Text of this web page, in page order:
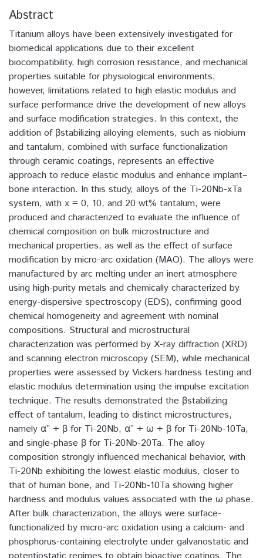
Abstract
Titanium alloys have been extensively investigated for
biomedical applications due to their excellent
biocompatibility, high corrosion resistance, and mechanical
properties suitable for physiological environments;
however, limitations related to high elastic modulus and
surface performance drive the development of new alloys
and surface modification strategies. In this context, the
addition of βstabilizing alloying elements, such as niobium
and tantalum, combined with surface functionalization
through ceramic coatings, represents an effective
approach to reduce elastic modulus and enhance implant–
bone interaction. In this study, alloys of the Ti-20Nb-xTa
system, with x = 0, 10, and 20 wt% tantalum, were
produced and characterized to evaluate the influence of
chemical composition on bulk microstructure and
mechanical properties, as well as the effect of surface
modification by micro-arc oxidation (MAO). The alloys were
manufactured by arc melting under an inert atmosphere
using high-purity metals and chemically characterized by
energy-dispersive spectroscopy (EDS), confirming good
chemical homogeneity and agreement with nominal
compositions. Structural and microstructural
characterization was performed by X-ray diffraction (XRD)
and scanning electron microscopy (SEM), while mechanical
properties were assessed by Vickers hardness testing and
elastic modulus determination using the impulse excitation
technique. The results demonstrated the βstabilizing
effect of tantalum, leading to distinct microstructures,
namely α’’ + β for Ti-20Nb, α’’ + ω + β for Ti-20Nb-10Ta,
and single-phase β for Ti-20Nb-20Ta. The alloy
composition strongly influenced mechanical behavior, with
Ti-20Nb exhibiting the lowest elastic modulus, closer to
that of human bone, and Ti-20Nb-10Ta showing higher
hardness and modulus values associated with the ω phase.
After bulk characterization, the alloys were surface-
functionalized by micro-arc oxidation using a calcium- and
phosphorus-containing electrolyte under galvanostatic and